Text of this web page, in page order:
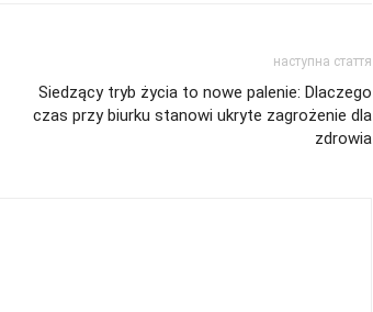
наступна стаття
Siedzący tryb życia to nowe palenie: Dlaczego
czas przy biurku stanowi ukryte zagrożenie dla
zdrowia